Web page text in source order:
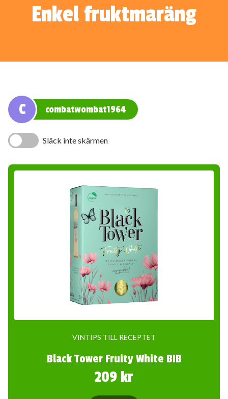
Enkel fruktmaräng
C combatwombat1964
Släck inte skärmen
VINTIPS TILL RECEPTET
Black Tower Fruity White BIB
209 kr